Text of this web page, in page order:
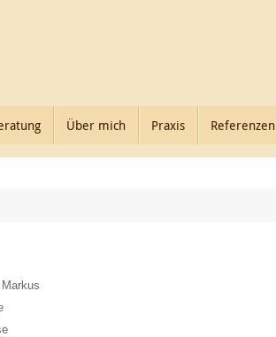
Über mich Praxis Referenzen
Markus